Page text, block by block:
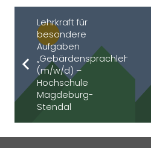
Lehrkraft für
besondere
Aufgaben
„Gebärdensprachlehre“
(m/w/d) –
Hochschule
Magdeburg-
Stendal